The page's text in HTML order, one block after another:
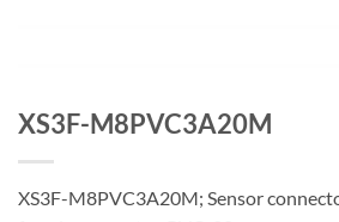
XS3F-M8PVC3A20M
XS3F-M8PVC3A20M; Sensor